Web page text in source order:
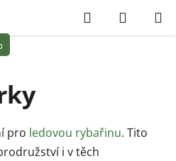
Hledat
KOŠÍK
pro ledovou rybařinu. Tito
i v těch